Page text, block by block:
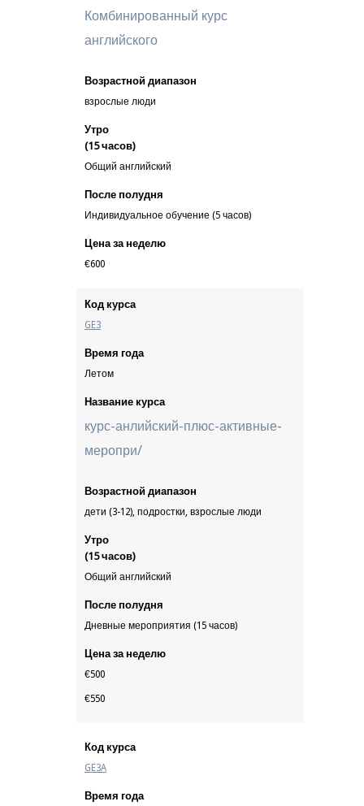
Комбинированный курс
английского
Возрастной диапазон
взрослые люди
Утро
(15 часов)
Общий английский
После полудня
Индивидуальное обучение (5 часов)
Цена за неделю
€600
Код курса
GE3
Время года
Летом
Название курса
курс-анлийский-плюс-активные-
меропри/
Возрастной диапазон
дети (3-12), подростки, взрослые люди
Утро
(15 часов)
Общий английский
После полудня
Дневные мероприятия (15 часов)
Цена за неделю
€500
€550
Код курса
GE3A
Время года